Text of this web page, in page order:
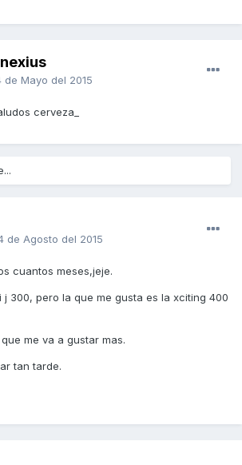
de Mayo del 2015
cerveza_
de Agosto del 2015
cuantos meses,jeje.
j 300, pero la que me gusta es la xciting 400
me va a gustar mas.
tan tarde.